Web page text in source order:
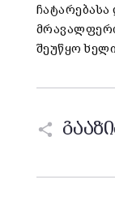
ჩატარებასა
შეუწყო